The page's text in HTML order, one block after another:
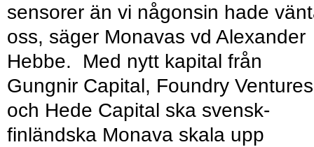
sensorer än vi någonsin hade
oss, säger Monavas vd Alexander
Hebbe. Med nytt kapital från
Gungnir Capital, Foundry Ventures
och Hede Capital ska svensk-
finländska Monava skala upp